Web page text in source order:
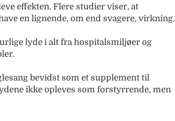
effekten. Flere studier viser, at
en lignende, om end svagere, virkning.
lyde i alt fra hospitalsmiljøer og
bevidst som et supplement til
ikke opleves som forstyrrende, men